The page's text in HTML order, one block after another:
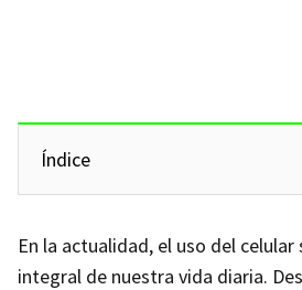
Índice
En la actualidad, el uso del
integral de nuestra vida diaria.